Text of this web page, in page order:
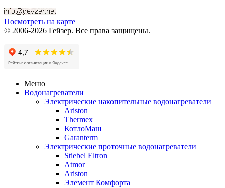
Посмотреть на карте
© 2006-2026 Гейзер. Все права защищены.
Меню
Водонагреватели
Электрические накопительные водонагреватели
Ariston
Thermex
КотлоМаш
Garanterm
Электрические проточные водонагреватели
Stiebel Eltron
Atmor
Ariston
Элемент Комфорта